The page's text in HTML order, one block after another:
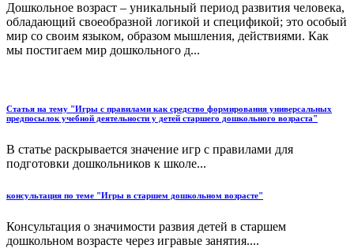
Дошкольное возраст – уникальный период развития человека,
обладающий своеобразной логикой и спецификой; это особый
мир со своим языком, образом мышления, действиями. Как
мы постигаем мир дошкольного д...
Статья на тему "Игры с правилами как средство формирования универсальных
предпосылок учебной деятельности у детей старшего дошкольного возраста"
В статье раскрывается значение игр с правилами для
подготовки дошкольников к школе...
консультация по теме "Игры в старшем дошкольном возрасте"
Консультация о значимости развия детей в старшем
дошкольном возрасте через игравые занятия....